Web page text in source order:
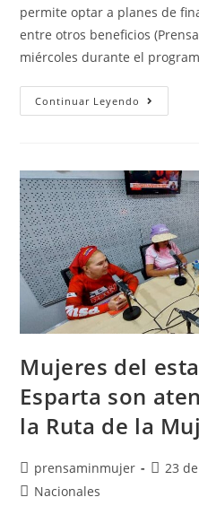
permite optar a planes de
entre otros beneficios
miércoles durante el
Continuar Leyendo
Mujeres del
Esparta son
la Ruta de la
prensaminmujer
23
Nacionales